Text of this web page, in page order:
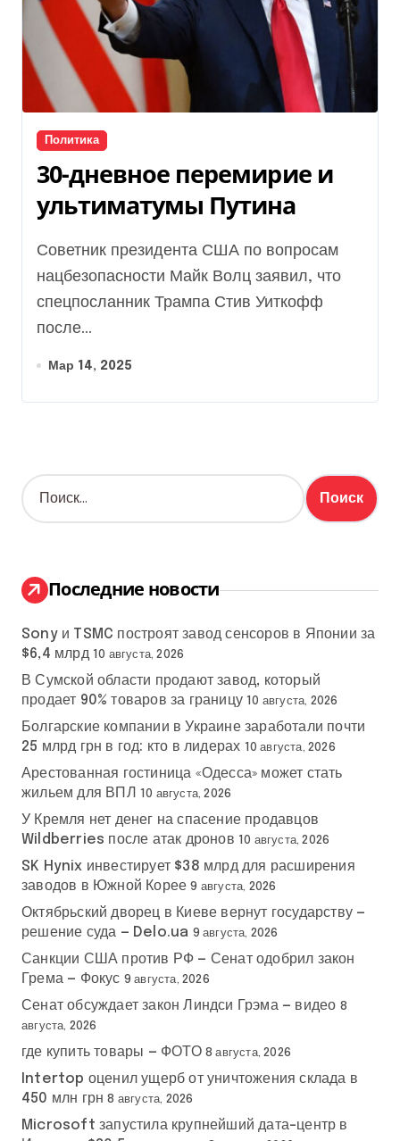
Политика
30-дневное перемирие и
ультиматумы Путина
Советник президента США по вопросам
нацбезопасности Майк Волц заявил, что
спецпосланник Трампа Стив Уиткофф
после...
Мар 14, 2025
Н
а
:
Последние новости
Sony и TSMC построят завод сенсоров в Японии за
$6,4 млрд
10 августа, 2026
В Сумской области продают завод, который
продает 90% товаров за границу
10 августа, 2026
Болгарские компании в Украине заработали почти
25 млрд грн в год: кто в лидерах
10 августа, 2026
Арестованная гостиница «Одесса» может стать
жильем для ВПЛ
10 августа, 2026
У Кремля нет денег на спасение продавцов
Wildberries после атак дронов
10 августа, 2026
SK Hynix инвестирует $38 млрд для расширения
заводов в Южной Корее 9 августа, 2026
Октябрьский дворец в Киеве вернут государству —
решение суда — Delo.ua 9 августа, 2026
Санкции США против РФ — Сенат одобрил закон
Грема — Фокус 9 августа, 2026
Сенат обсуждает закон Линдси Грэма — видео 8
августа, 2026
где купить товары — ФОТО 8 августа, 2026
Intertop оценил ущерб от уничтожения склада в
450 млн грн 8 августа, 2026
Microsoft запустила крупнейший дата-центр в